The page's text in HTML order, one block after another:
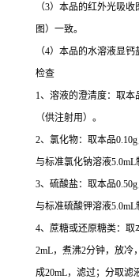
（3）本品的红外光吸
图）一致。
（4）本品的水溶液显
检查
1、溶液的澄清度：取本
（供注射用）。
2、氯化物：取本品
与标准氯化钠溶液5.0mL
3、硫酸盐：取本品
与标准硫酸钾溶液5.0mL
4、蔗糖或还原糖类：取
2mL，煮沸2分钟，放冷
成20mL，滤过；分取滤